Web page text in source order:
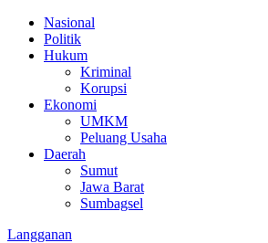
Nasional
Politik
Hukum
Kriminal
Korupsi
Ekonomi
UMKM
Peluang Usaha
Daerah
Sumut
Jawa Barat
Sumbagsel
Langganan